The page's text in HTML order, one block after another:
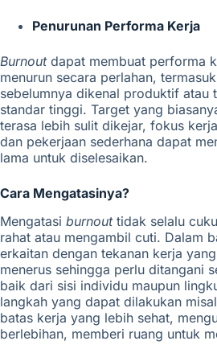
Penurunan Performa Kerja
Burnout dapat membuat performa
menurun secara perlahan,
sebelumnya dikenal produktif atau
standar tinggi. Target yang
terasa lebih sulit dikejar, fokus
dan pekerjaan sederhana dapat
lama untuk diselesaikan.
Cara Mengatasinya?
Mengatasi burnout tidak selalu
rahat atau mengambil cuti. Dalam
erkaitan dengan tekanan kerja
menerus sehingga perlu ditangani
baik dari sisi individu maupun
langkah yang dapat dilakukan
batas kerja yang lebih sehat,
berlebihan, memberi ruang untuk